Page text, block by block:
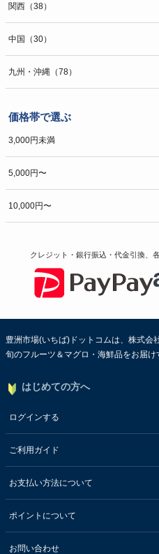
関西（38）
中国（30）
九州・沖縄（78）
価格帯で選ぶ
3,000円未満
5,000円〜
10,000円〜
クレジット・銀行振込・代金引換、
豊洲市場(いちば)ドットコムは、株式会
旬のフルーツ＆マグロ・海鮮品をお届
はじめての方へ
ログインする
ご利用ガイド
お支払い方法について
ポイントについて
お問い合わせ